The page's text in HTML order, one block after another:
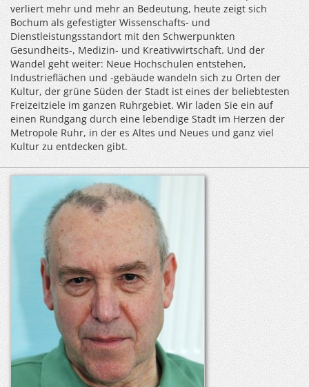
verliert mehr und mehr an Bedeutung, heute zeigt sich
Bochum als gefestigter Wissenschafts- und
Dienstleistungsstandort mit den Schwerpunkten
Gesundheits-, Medizin- und Kreativwirtschaft. Und der
Wandel geht weiter: Neue Hochschulen entstehen,
Industrieflächen und -gebäude wandeln sich zu Orten der
Kultur, der grüne Süden der Stadt ist eines der beliebtesten
Freizeitziele im ganzen Ruhrgebiet. Wir laden Sie ein auf
einen Rundgang durch eine lebendige Stadt im Herzen der
Metropole Ruhr, in der es Altes und Neues und ganz viel
Kultur zu entdecken gibt.